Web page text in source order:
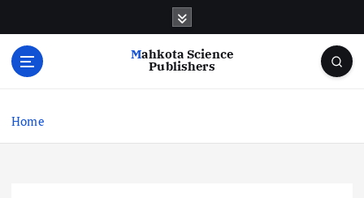
o
Mahkota Science
Publishers
Home